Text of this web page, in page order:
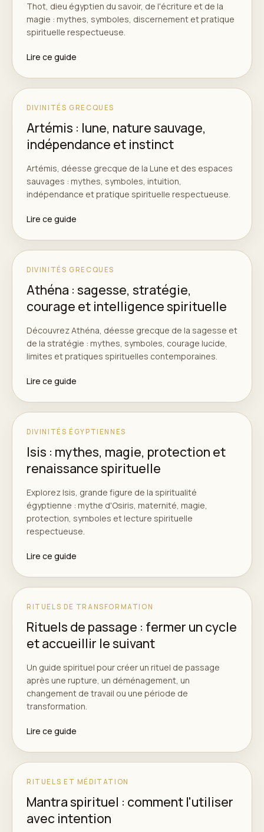
Thot, dieu égyptien du savoir, de l'écriture et de la
magie : mythes, symboles, discernement et pratique
spirituelle respectueuse.
Lire ce guide
DIVINITÉS GRECQUES
Artémis : lune, nature sauvage,
indépendance et instinct
Artémis, déesse grecque de la Lune et des espaces
sauvages : mythes, symboles, intuition,
indépendance et pratique spirituelle respectueuse.
Lire ce guide
DIVINITÉS GRECQUES
Athéna : sagesse, stratégie,
courage et intelligence spirituelle
Découvrez Athéna, déesse grecque de la sagesse et
de la stratégie : mythes, symboles, courage lucide,
limites et pratiques spirituelles contemporaines.
Lire ce guide
DIVINITÉS ÉGYPTIENNES
Isis : mythes, magie, protection et
renaissance spirituelle
Explorez Isis, grande figure de la spiritualité
égyptienne : mythe d'Osiris, maternité, magie,
protection, symboles et lecture spirituelle
respectueuse.
Lire ce guide
RITUELS DE TRANSFORMATION
Rituels de passage : fermer un cycle
et accueillir le suivant
Un guide spirituel pour créer un rituel de passage
après une rupture, un déménagement, un
changement de travail ou une période de
transformation.
Lire ce guide
RITUELS ET MÉDITATION
Mantra spirituel : comment l'utiliser
avec intention